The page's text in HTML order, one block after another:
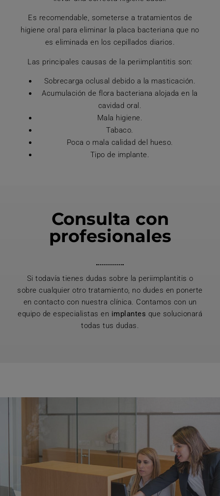
Es recomendable, someterse a tratamientos de
higiene oral para eliminar la placa bacteriana que no
es eliminada en los cepillados diarios.
Las principales causas de la periimplantitis son:
Sobrecarga oclusal debido a la masticación.
Acumulación de flora bacteriana alojada en la
cavidad oral.
Mala higiene.
Tabaco.
Poca o mala calidad del hueso.
Tipo de implante.
Consulta con
profesionales
Si todavía tienes dudas sobre la periimplantitis o
sobre cualquier otro tratamiento, no dudes en ponerte
en contacto con nuestra clínica. Contamos con un
equipo de especialistas en implantes que solucionará
todas tus dudas.